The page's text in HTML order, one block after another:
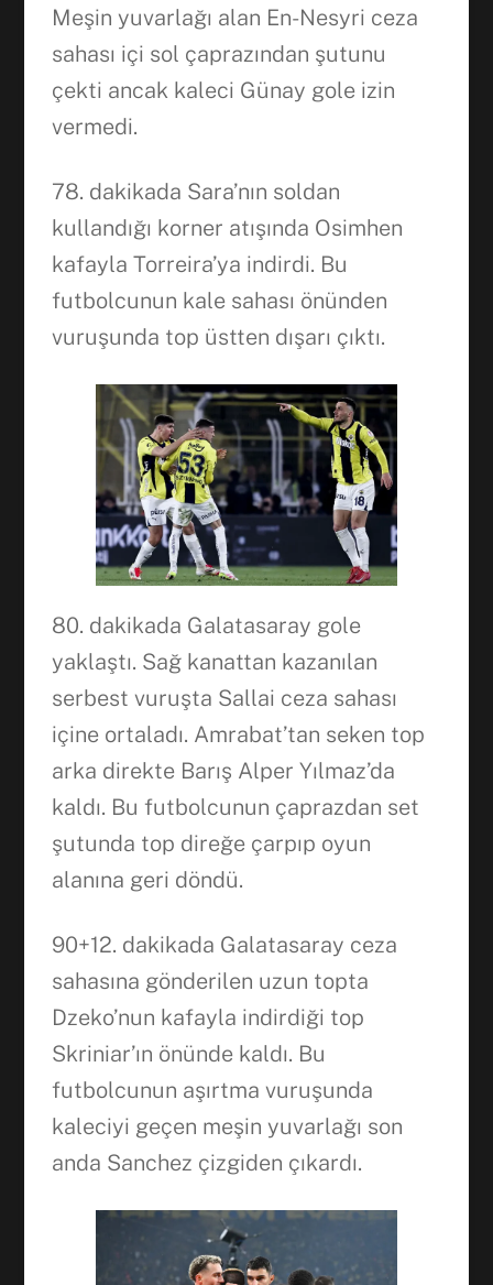
Meşin yuvarlağı alan En-Nesyri ceza
sahası içi sol çaprazından şutunu
çekti ancak kaleci Günay gole izin
vermedi.
78. dakikada Sara’nın soldan
kullandığı korner atışında Osimhen
kafayla Torreira’ya indirdi. Bu
futbolcunun kale sahası önünden
vuruşunda top üstten dışarı çıktı.
80. dakikada Galatasaray gole
yaklaştı. Sağ kanattan kazanılan
serbest vuruşta Sallai ceza sahası
içine ortaladı. Amrabat’tan seken top
arka direkte Barış Alper Yılmaz’da
kaldı. Bu futbolcunun çaprazdan set
şutunda top direğe çarpıp oyun
alanına geri döndü.
90+12. dakikada Galatasaray ceza
sahasına gönderilen uzun topta
Dzeko’nun kafayla indirdiği top
Skriniar’ın önünde kaldı. Bu
futbolcunun aşırtma vuruşunda
kaleciyi geçen meşin yuvarlağı son
anda Sanchez çizgiden çıkardı.